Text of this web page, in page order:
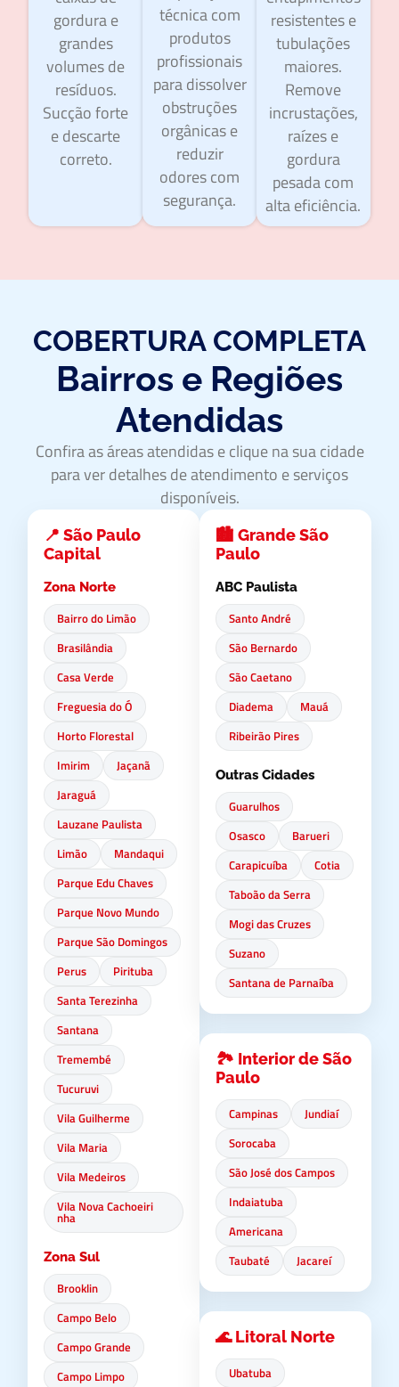
gordura e
grandes
volumes de
resíduos.
Sucção forte
e descarte
correto.
técnica com
produtos
profissionais
para dissolver
obstruções
orgânicas e
reduzir
odores com
segurança.
resistentes e
tubulações
maiores.
Remove
incrustações,
raízes e
gordura
pesada com
alta eficiência.
COBERTURA COMPLETA
Bairros e Regiões
Atendidas
Confira as áreas atendidas e clique na sua cidade
para ver detalhes de atendimento e serviços
disponíveis.
📍 São Paulo
Capital
Zona Norte
Bairro do Limão
Brasilândia
Casa Verde
Freguesia do Ó
Horto Florestal
Imirim
Jaçanã
Jaraguá
Lauzane Paulista
Limão
Mandaqui
Parque Edu Chaves
Parque Novo Mundo
Parque São Domingos
Perus
Pirituba
Santa Terezinha
Santana
Tremembé
Tucuruvi
Vila Guilherme
Vila Maria
Vila Medeiros
Vila Nova Cachoeiri
nha
Zona Sul
Brooklin
Campo Belo
Campo Grande
Campo Limpo
🏙️ Grande São
Paulo
ABC Paulista
Santo André
São Bernardo
São Caetano
Diadema
Mauá
Ribeirão Pires
Outras Cidades
Guarulhos
Osasco
Barueri
Carapicuíba
Cotia
Taboão da Serra
Mogi das Cruzes
Suzano
Santana de Parnaíba
🏞️ Interior de São
Paulo
Campinas
Jundiaí
Sorocaba
São José dos Campos
Indaiatuba
Americana
Taubaté
Jacareí
🌊 Litoral Norte
Ubatuba